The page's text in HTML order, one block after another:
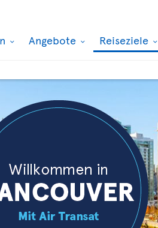
Angebote Reiseziele